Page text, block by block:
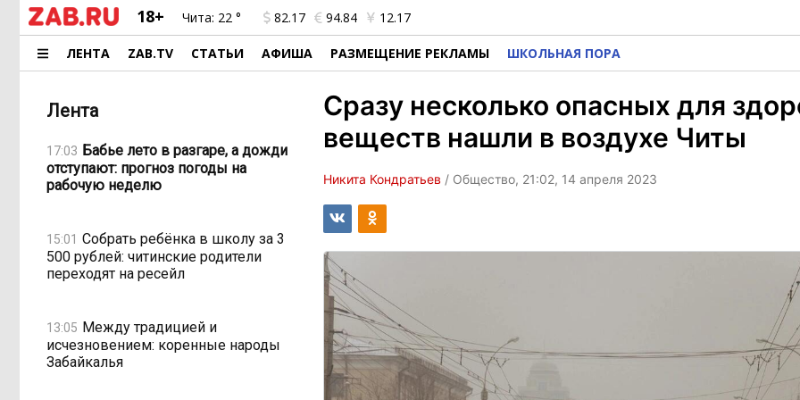
18+ Чита: 22 ° 82.17 94.84 12.17
ЛЕНТА ZAB.TV СТАТЬИ АФИША РАЗМЕЩЕНИЕ РЕКЛАМЫ ШКОЛЬНАЯ ПОРА
Лента
17:03 Бабье лето в разгаре, а дожди
отступают: прогноз погоды на
рабочую неделю
15:01 Собрать ребёнка в школу за 3
500 рублей: читинские родители
переходят на ресейл
13:05 Между традицией и
исчезновением: коренные народы
Забайкалья
Сразу несколько опасных для
веществ нашли в воздухе Читы
Никита Кондратьев / Общество, 21:02, 14 апреля 2023